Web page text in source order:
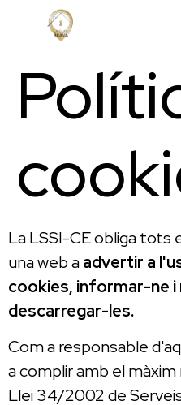
La LSSI-CE obliga tots
una web aadvertir a
cookies, informar-ne i
descarregar-les.
Com a responsable
a complir amb el
Llei 34/2002 de